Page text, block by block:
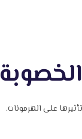
على الهرمونات.